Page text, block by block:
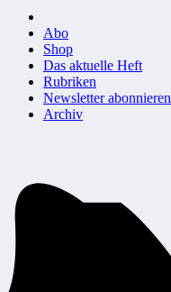
Abo
Shop
Das aktuelle Heft
Rubriken
Newsletter abonnieren
Archiv